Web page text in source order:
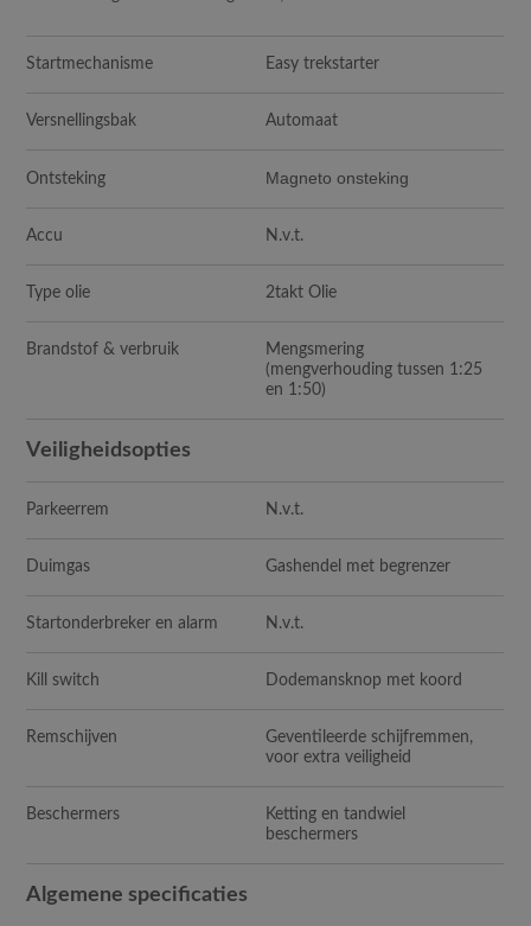
Startmechanisme Easy trekstarter
Versnellingsbak Automaat
Ontsteking Magneto onsteking
Accu N.v.t.
Type olie 2takt Olie
Brandstof & verbruik
Mengsmering
(mengverhouding tussen 1:25
en 1:50)
Veiligheidsopties
Parkeerrem N.v.t.
Duimgas Gashendel met begrenzer
Startonderbreker en alarm N.v.t.
Kill switch Dodemansknop met koord
Remschijven
Geventileerde schijfremmen,
voor extra veiligheid
Beschermers
Ketting en tandwiel
beschermers
Algemene specificaties